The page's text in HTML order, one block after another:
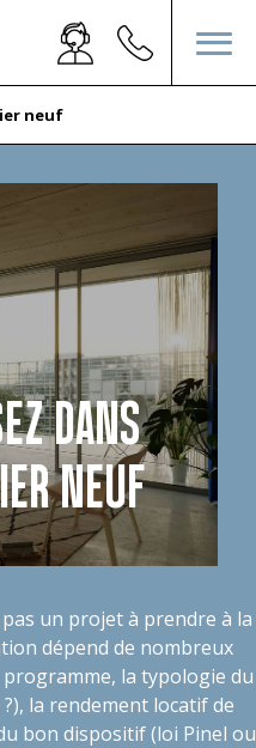
neuf
DANS
NEUF
un projet à prendre à la
dépend de nombreux
la typologie du
la rendement locatif de
bon dispositif (loi Pinel ou